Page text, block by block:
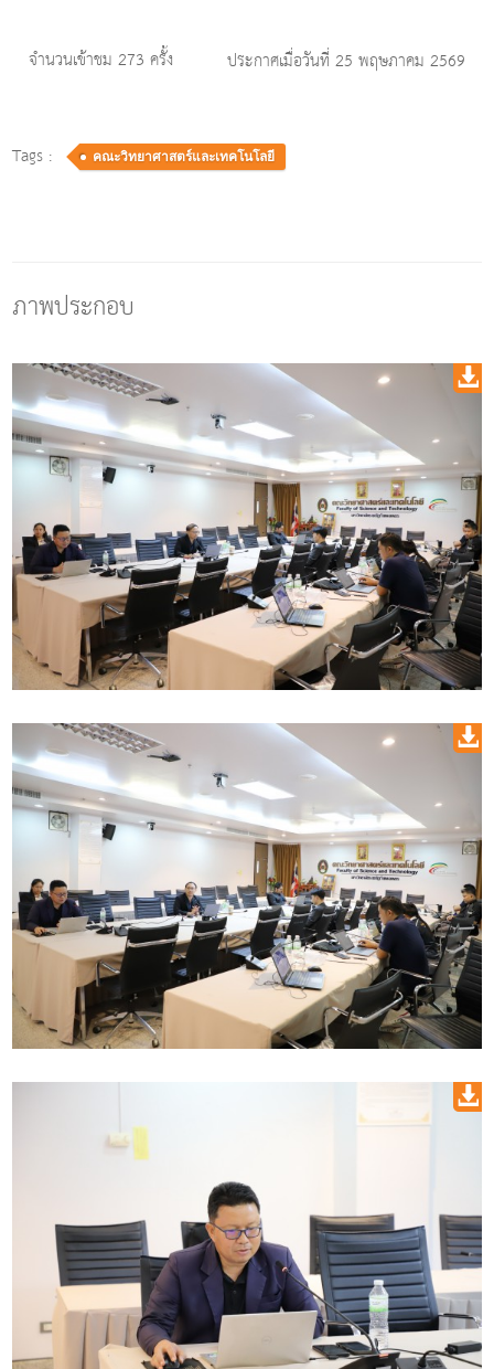
จำนวนเข้าชม 273 ครั้ง ประกาศเมื่อวันที่ 25 พฤษภาคม 2569
Tags : คณะวิทยาศาสตร์และเทคโนโลยี
ภาพประกอบ